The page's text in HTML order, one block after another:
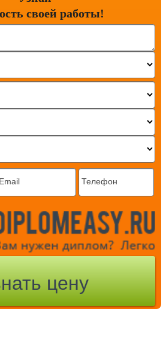
своей работы!